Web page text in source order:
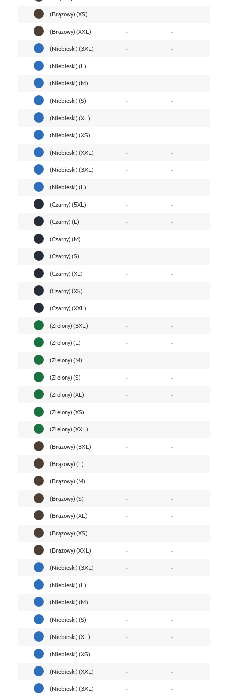
(Brązowy) (XS)
-
-
(Brązowy) (XXL)
-
-
(Niebieski) (3XL)
-
-
(Niebieski) (L)
-
-
(Niebieski) (M)
-
-
(Niebieski) (S)
-
-
(Niebieski) (XL)
-
-
(Niebieski) (XS)
-
-
(Niebieski) (XXL)
-
-
(Niebieski) (3XL)
-
-
(Niebieski) (L)
-
-
(Czarny) (5XL)
-
-
(Czarny) (L)
-
-
(Czarny) (M)
-
-
(Czarny) (S)
-
-
(Czarny) (XL)
-
-
(Czarny) (XS)
-
-
(Czarny) (XXL)
-
-
(Zielony) (3XL)
-
-
(Zielony) (L)
-
-
(Zielony) (M)
-
-
(Zielony) (S)
-
-
(Zielony) (XL)
-
-
(Zielony) (XS)
-
-
(Zielony) (XXL)
-
-
(Brązowy) (3XL)
-
-
(Brązowy) (L)
-
-
(Brązowy) (M)
-
-
(Brązowy) (S)
-
-
(Brązowy) (XL)
-
-
(Brązowy) (XS)
-
-
(Brązowy) (XXL)
-
-
(Niebieski) (3XL)
-
-
(Niebieski) (L)
-
-
(Niebieski) (M)
-
-
(Niebieski) (S)
-
-
(Niebieski) (XL)
-
-
(Niebieski) (XS)
-
-
(Niebieski) (XXL)
-
-
(Niebieski) (3XL)
- -